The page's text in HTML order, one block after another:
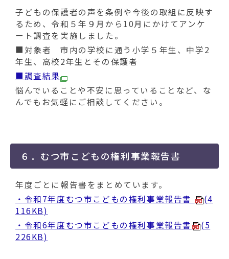
子どもの保護者の声を条例や今後の取組に反映す
るため、令和５年９月から10月にかけてアンケ
ート調査を実施しました。
■対象者 市内の学校に通う小学５年生、中学2
年生、高校2年生とその保護者
■調査結果
悩んでいることや不安に思っていることなど、な
んでもお気軽にご相談してください。
６．むつ市こどもの権利事業報告書
年度ごとに報告書をまとめています。
・令和7年度むつ市こどもの権利事業報告書
(4
116KB)
・令和6年度むつ市こどもの権利事業報告書
(5
226KB)